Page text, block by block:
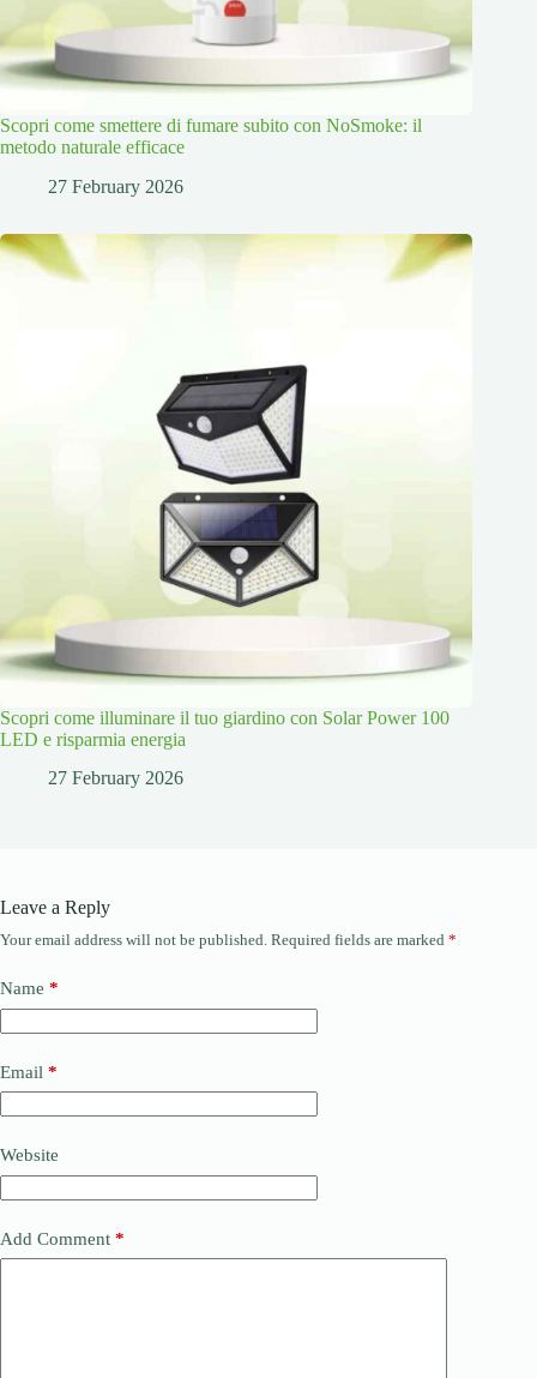
Scopri come smettere di fumare subito con NoSmoke: il
metodo naturale efficace
27 February 2026
Scopri come illuminare il tuo giardino con Solar Power 100
LED e risparmia energia
27 February 2026
Leave a Reply
Your email address will not be published. Required fields are marked *
Name *
Email *
Website
Add Comment *